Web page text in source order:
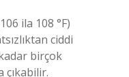
ila 108 °F)
ciddi
birçok
çıkabilir.